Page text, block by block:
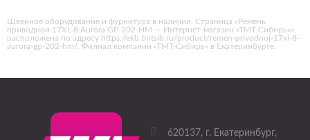
Швейное оборудование и фурнитура в наличии. Страница «Ремень
приводной 17XL-8 Aurora GP-202-HM — Интернет-магазин «ТМТ-Сибирь»»,
расположена по адресу https://ekb.tmtsib.ru/product/remen-privodnoj-17xl-8-
aurora-gp-202-hm/. Филиал компании «ТМТ-Сибирь» в Екатеринбурге.
620137, г. Екатеринбург,